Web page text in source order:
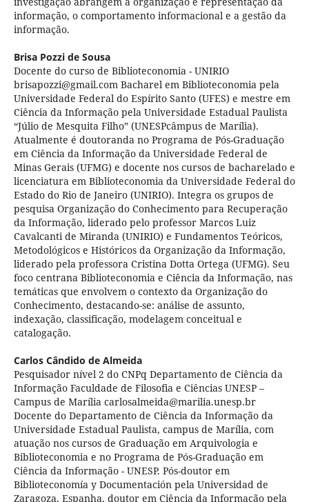
informação, o comportamento informacional e a gestão da
informação.
Brisa Pozzi de Sousa
Docente do curso de Biblioteconomia - UNIRIO
brisapozzi@gmail.com Bacharel em Biblioteconomia pela
Universidade Federal do Espírito Santo (UFES) e mestre em
Ciência da Informação pela Universidade Estadual Paulista
“Júlio de Mesquita Filho” (UNESPcâmpus de Marília).
Atualmente é doutoranda no Programa de Pós-Graduação
em Ciência da Informação da Universidade Federal de
Minas Gerais (UFMG) e docente nos cursos de bacharelado e
licenciatura em Biblioteconomia da Universidade Federal do
Estado do Rio de Janeiro (UNIRIO). Integra os grupos de
pesquisa Organização do Conhecimento para Recuperação
da Informação, liderado pelo professor Marcos Luiz
Cavalcanti de Miranda (UNIRIO) e Fundamentos Teóricos,
Metodológicos e Históricos da Organização da Informação,
liderado pela professora Cristina Dotta Ortega (UFMG). Seu
foco centrana Biblioteconomia e Ciência da Informação, nas
temáticas que envolvem o contexto da Organização do
Conhecimento, destacando-se: análise de assunto,
indexação, classificação, modelagem conceitual e
catalogação.
Carlos Cândido de Almeida
Pesquisador nível 2 do CNPq Departamento de Ciência da
Informação Faculdade de Filosofia e Ciências UNESP –
Campus de Marília carlosalmeida@marilia.unesp.br
Docente do Departamento de Ciência da Informação da
Universidade Estadual Paulista, campus de Marília, com
atuação nos cursos de Graduação em Arquivologia e
Biblioteconomia e no Programa de Pós-Graduação em
Ciência da Informação - UNESP. Pós-doutor em
Biblioteconomía y Documentación pela Universidad de
Zaragoza, Espanha, doutor em Ciência da Informação pela